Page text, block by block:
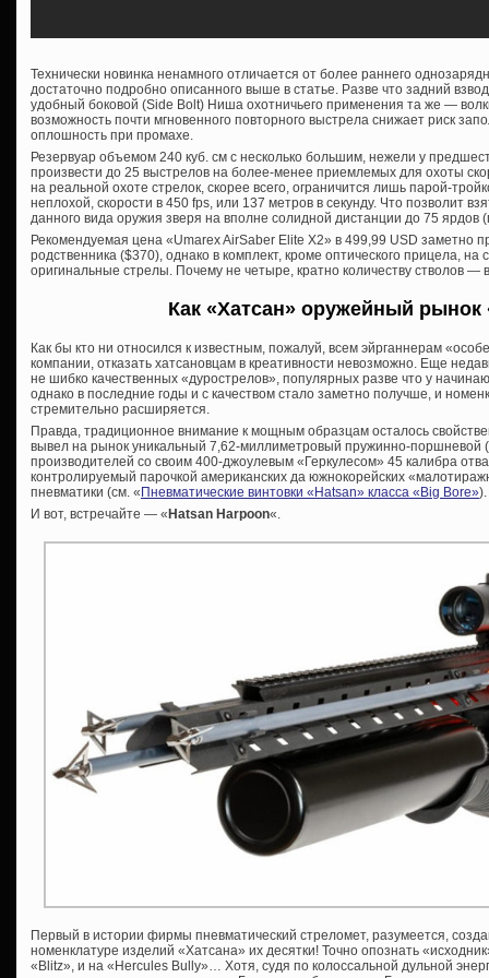
Технически новинка ненамного отличается от более раннего
достаточно подробно описанного выше в статье. Разве что задний
удобный боковой (Side Bolt) Ниша охотничьего применения та же —
возможность почти мгновенного повторного выстрела снижает риск
оплошность при промахе.
Резервуар объемом 240 куб. см с несколько большим, нежели у
произвести до 25 выстрелов на более-менее приемлемых для охоты
на реальной охоте стрелок, скорее всего, ограничится лишь парой-
неплохой, скорости в 450 fps, или 137 метров в секунду. Что позволит
данного вида оружия зверя на вполне солидной дистанции до 75 ярдов
Рекомендуемая цена «Umarex AirSaber Elite X2» в 499,99 USD заметно
родственника ($370), однако в комплект, кроме оптического прицела,
оригинальные стрелы. Почему не четыре, кратно количеству стволов —
Как «Хатсан» оружейный рынок
Как бы кто ни относился к известным, пожалуй, всем эйрганнерам
компании, отказать хатсановцам в креативности невозможно. Еще
не шибко качественных «дурострелов», популярных разве что у
однако в последние годы и с качеством стало заметно получше, и
стремительно расширяется.
Правда, традиционное внимание к мощным образцам осталось
вывел на рынок уникальный 7,62-миллиметровый пружинно-поршневой
производителей со своим 400-джоулевым «Геркулесом» 45 калибра
контролируемый парочкой американских да южнокорейских
пневматики (см. «Пневматические винтовки «Hatsan» класса «Big Bore»).
И вот, встречайте — «Hatsan Harpoon«.
Первый в истории фирмы пневматический стреломет, разумеется,
номенклатуре изделий «Хатсана» их десятки! Точно опознать
«Blitz», и на «Hercules Bully»… Хотя, судя по колоссальной дульной